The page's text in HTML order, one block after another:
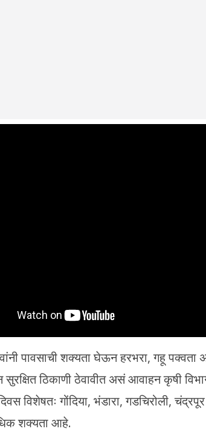
पावसाची शक्यता घेऊन हरभरा, गहू
ठिकाणी ठेवावीत असं आवाहन कृषी
विशेषतः गोंदिया, भंडारा, गडचिरोली,
शक्यता आहे.